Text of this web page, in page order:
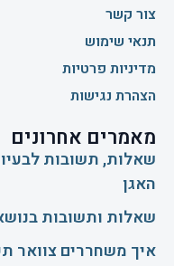
צור קשר
תנאי שימוש
מדיניות פרטיות
הצהרת נגישות
מאמרים אחרונים
שאלות, תשובות
האגן
שאלות ותשובות
איך משחררים צוואר